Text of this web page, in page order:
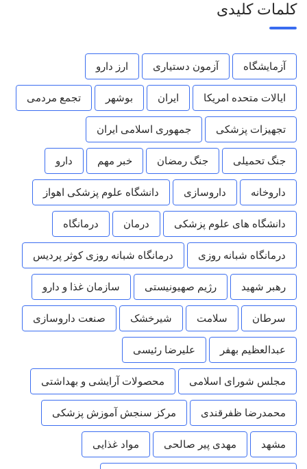
کلمات کلیدی
آزمایشگاه آزمون دستیاری ارز دارو
ایالات متحده امریکا ایران بوشهر تجمع مردمی
تجهیزات پزشکی جمهوری اسلامی ایران
جنگ تحمیلی جنگ رمضان خبر مهم دارو
داروخانه داروسازی دانشگاه علوم پزشکی اهواز
دانشگاه های علوم پزشکی درمان درمانگاه
درمانگاه شبانه روزی درمانگاه شبانه روزی کوثر پردیس
رهبر شهید رژیم صهیونیستی سازمان غذا و دارو
سرطان سلامت شیرخشک صنعت داروسازی
عبدالعظیم بهفر علیرضا رئیسی
مجلس شورای اسلامی محصولات آرایشی و بهداشتی
محمدرضا ظفرقندی مرکز سنجش آموزش پزشکی
مشهد مهدی پیر صالحی مواد غذایی